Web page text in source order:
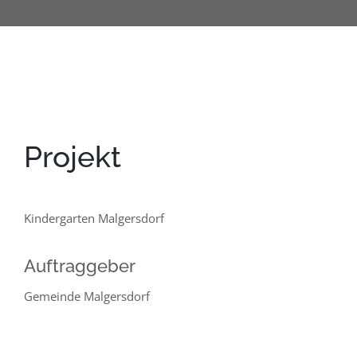
Projekt
Kindergarten Malgersdorf
Auftraggeber
Gemeinde Malgersdorf